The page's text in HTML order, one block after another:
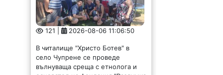
121 | 2026-08-06 11:06:50
село Чупрене се проведе
вълнуваща среща с етнолога и
основател на фондация "Раздумка